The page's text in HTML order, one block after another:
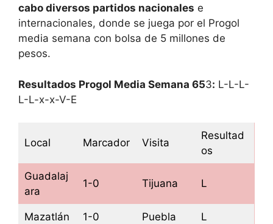
cabo diversos partidos nacionales e
internacionales, donde se juega por el Progol
media semana con bolsa de 5 millones de
pesos.
Resultados Progol Media Semana 653: L-L-L-
L-L-x-x-V-E
Local Marcador Visita
Resultad
os
Guadalaj
ara
1-0 Tijuana L
Mazatlán 1-0 Puebla L